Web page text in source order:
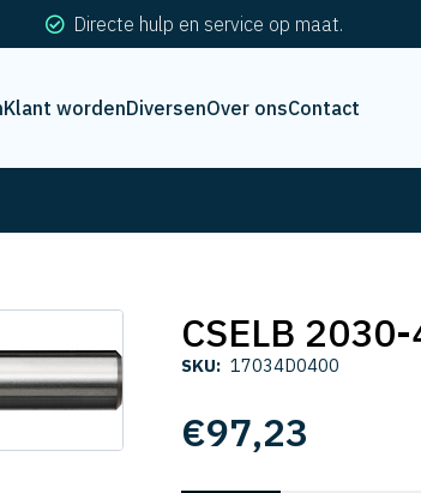
Directe hulp en service op maat.
Klant wordenDiversenOver onsContact
CSELB
SKU: 17034D0400
€97,23